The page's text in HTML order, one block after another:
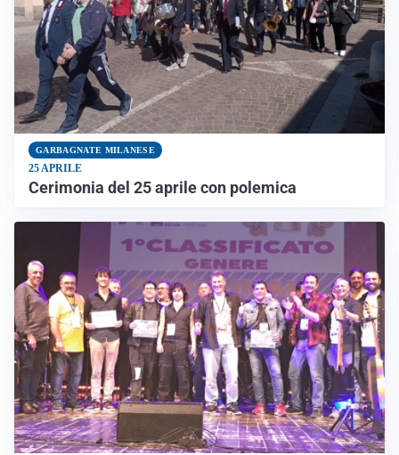
GARBAGNATE MILANESE
25 APRILE
Cerimonia del 25 aprile con polemica